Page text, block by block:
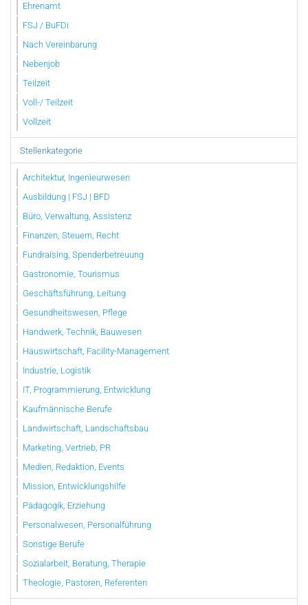
Ehrenamt
FSJ / BuFDi
Nach Vereinbarung
Nebenjob
Teilzeit
Voll-/ Teilzeit
Vollzeit
Stellenkategorie
Architektur, Ingenieurwesen
Ausbildung | FSJ | BFD
Büro, Verwaltung, Assistenz
Finanzen, Steuern, Recht
Fundraising, Spenderbetreuung
Gastronomie, Tourismus
Geschäftsführung, Leitung
Gesundheitswesen, Pflege
Handwerk, Technik, Bauwesen
Hauswirtschaft, Facility-Management
Industrie, Logistik
IT, Programmierung, Entwicklung
Kaufmännische Berufe
Landwirtschaft, Landschaftsbau
Marketing, Vertrieb, PR
Medien, Redaktion, Events
Mission, Entwicklungshilfe
Pädagogik, Erziehung
Personalwesen, Personalführung
Sonstige Berufe
Sozialarbeit, Beratung, Therapie
Theologie, Pastoren, Referenten